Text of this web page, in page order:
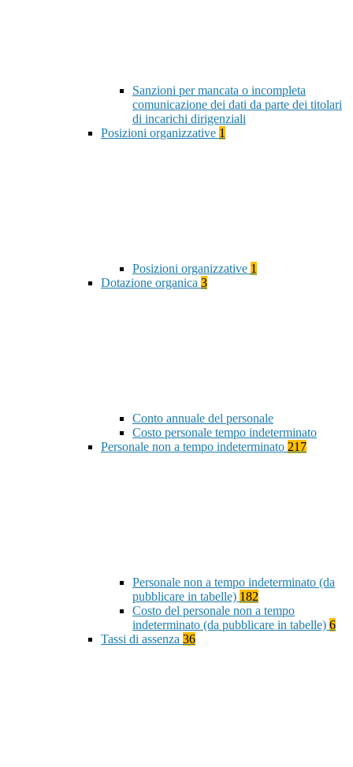
Sanzioni per mancata o incompleta
comunicazione dei dati da parte dei titolari
di incarichi dirigenziali
Posizioni organizzative 1
Posizioni organizzative 1
Dotazione organica 3
Conto annuale del personale
Costo personale tempo indeterminato
Personale non a tempo indeterminato 217
Personale non a tempo indeterminato (da
pubblicare in tabelle) 182
Costo del personale non a tempo
indeterminato (da pubblicare in tabelle) 6
Tassi di assenza 36